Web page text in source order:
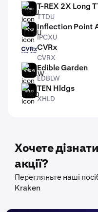
TTDU T-REX 2X Long
TTDU
IPCXU Inflection Point
IPCXU
CVRX CVRx
CVRX
EDBLW Edible Garden
EDBLW
XHLD TEN Hldgs
XHLD
Хочете
акції?
Перегляньте наші
Kraken